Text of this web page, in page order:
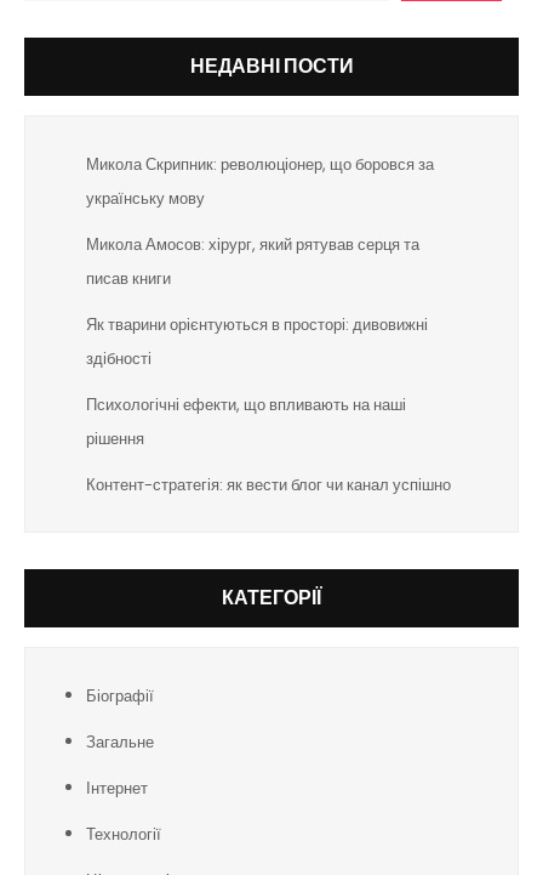
НЕДАВНІ ПОСТИ
Микола Скрипник: революціонер, що боровся за
українську мову
Микола Амосов: хірург, який рятував серця та
писав книги
Як тварини орієнтуються в просторі: дивовижні
здібності
Психологічні ефекти, що впливають на наші
рішення
Контент-стратегія: як вести блог чи канал успішно
КАТЕГОРІЇ
Біографії
Загальне
Інтернет
Технології